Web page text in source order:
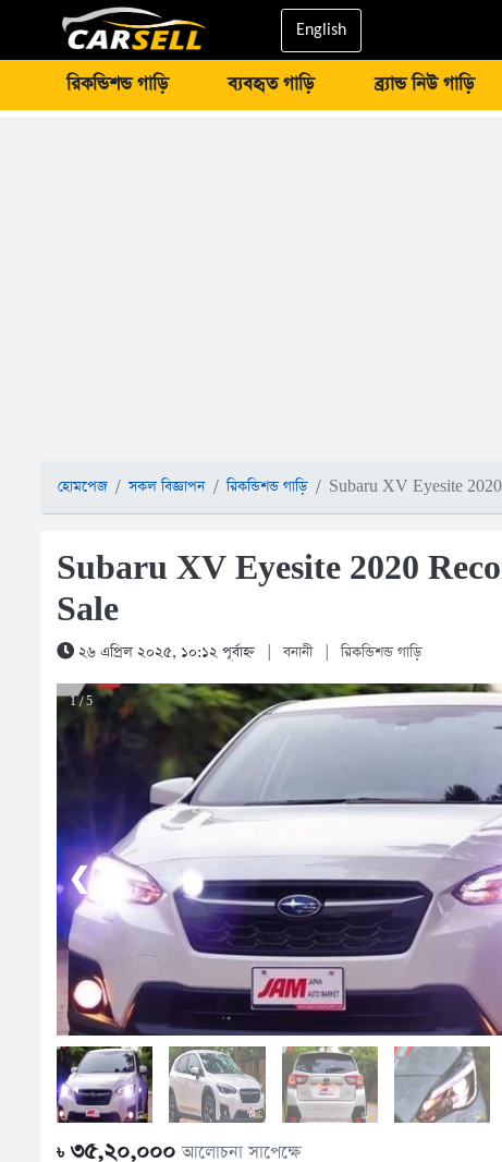
English
রিকন্ডিশন্ড গাড়ি ব্যবহৃত গাড়ি ব্র্যান্ড নিউ গাড়ি
হোমপেজ সকল বিজ্ঞাপন রিকন্ডিশন্ড গাড়ি Subaru XV Eyesite
Subaru XV Eyesite 2020
Sale
২৬ এপ্রিল ২০২৫, ১০:১২ পূর্বাহ্ন বনানী রিকন্ডিশন্ড গাড়ি
1 / 5
❮
৳৩৫,২০,০০০আলোচনা সাপেক্ষে